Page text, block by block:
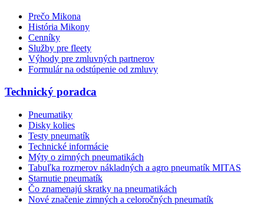
Prečo Mikona
História Mikony
Cenníky
Služby pre fleety
Výhody pre zmluvných partnerov
Formulár na odstúpenie od zmluvy
Technický poradca
Pneumatiky
Disky kolies
Testy pneumatík
Technické informácie
Mýty o zimných pneumatikách
Tabuľka rozmerov nákladných a agro pneumatík MITAS
Starnutie pneumatík
Čo znamenajú skratky na pneumatikách
Nové značenie zimných a celoročných pneumatík